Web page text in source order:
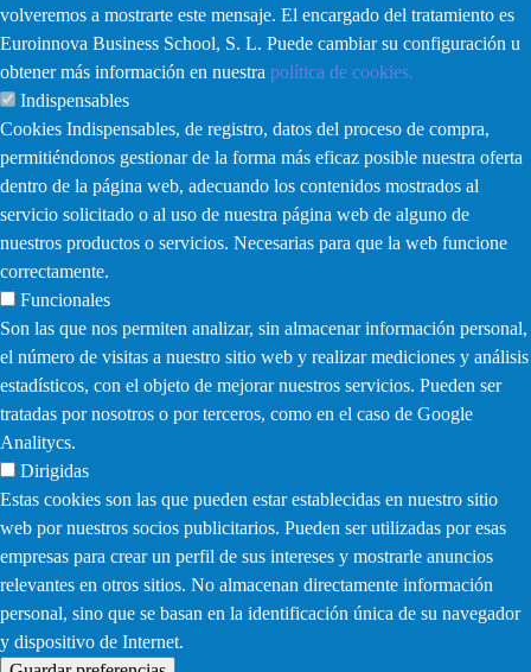
volveremos a mostrarte este mensaje. El encargado del tratamiento es
Euroinnova Business School, S. L. Puede cambiar su configuración u
obtener más información en nuestra política de cookies.
Indispensables
Cookies Indispensables, de registro, datos del proceso de compra,
permitiéndonos gestionar de la forma más eficaz posible nuestra oferta
dentro de la página web, adecuando los contenidos mostrados al
servicio solicitado o al uso de nuestra página web de alguno de
nuestros productos o servicios. Necesarias para que la web funcione
correctamente.
Funcionales
Son las que nos permiten analizar, sin almacenar información personal,
el número de visitas a nuestro sitio web y realizar mediciones y análisis
estadísticos, con el objeto de mejorar nuestros servicios. Pueden ser
tratadas por nosotros o por terceros, como en el caso de Google
Analitycs.
Dirigidas
Estas cookies son las que pueden estar establecidas en nuestro sitio
web por nuestros socios publicitarios. Pueden ser utilizadas por esas
empresas para crear un perfil de sus intereses y mostrarle anuncios
relevantes en otros sitios. No almacenan directamente información
personal, sino que se basan en la identificación única de su navegador
y dispositivo de Internet.